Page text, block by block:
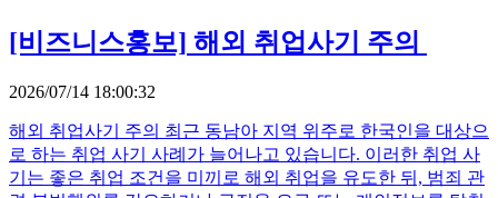
[비즈니스홍보] 해외 취업사기 주의
2026/07/14 18:00:32
해외 취업사기 주의 최근 동남아 지역 위주로 한국인을 대상으
로 하는 취업 사기 사례가 늘어나고 있습니다. 이러한 취업 사
기는 좋은 취업 조건을 미끼로 해외 취업을 유도한 뒤, 범죄 관